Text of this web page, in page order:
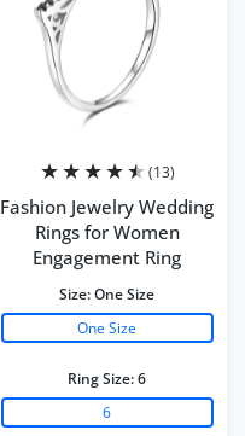
(13)
Fashion Jewelry Wedding
Rings for Women
Engagement Ring
Size:One Size
One Size
Ring Size:6
6